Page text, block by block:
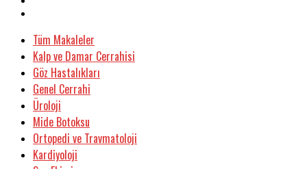
Tüm Makaleler
Kalp ve Damar Cerrahisi
Göz Hastalıkları
Genel Cerrahi
Üroloji
Mide Botoksu
Ortopedi ve Travmatoloji
Kardiyoloji